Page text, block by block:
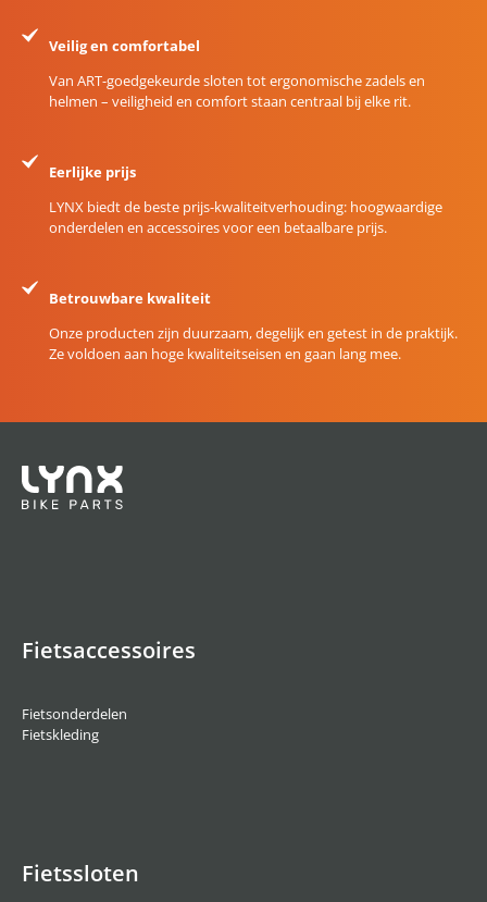
Veilig en comfortabel
Van ART-goedgekeurde sloten tot ergonomische zadels en
helmen – veiligheid en comfort staan centraal bij elke rit.
Eerlijke prijs
LYNX biedt de beste prijs-kwaliteitverhouding: hoogwaardige
onderdelen en accessoires voor een betaalbare prijs.
Betrouwbare kwaliteit
Onze producten zijn duurzaam, degelijk en getest in de praktijk.
Ze voldoen aan hoge kwaliteitseisen en gaan lang mee.
Fietsaccessoires
Fietsonderdelen
Fietskleding
Fietssloten